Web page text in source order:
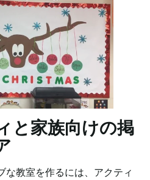
と家族向けの掲
な教室を作るには、アクティ